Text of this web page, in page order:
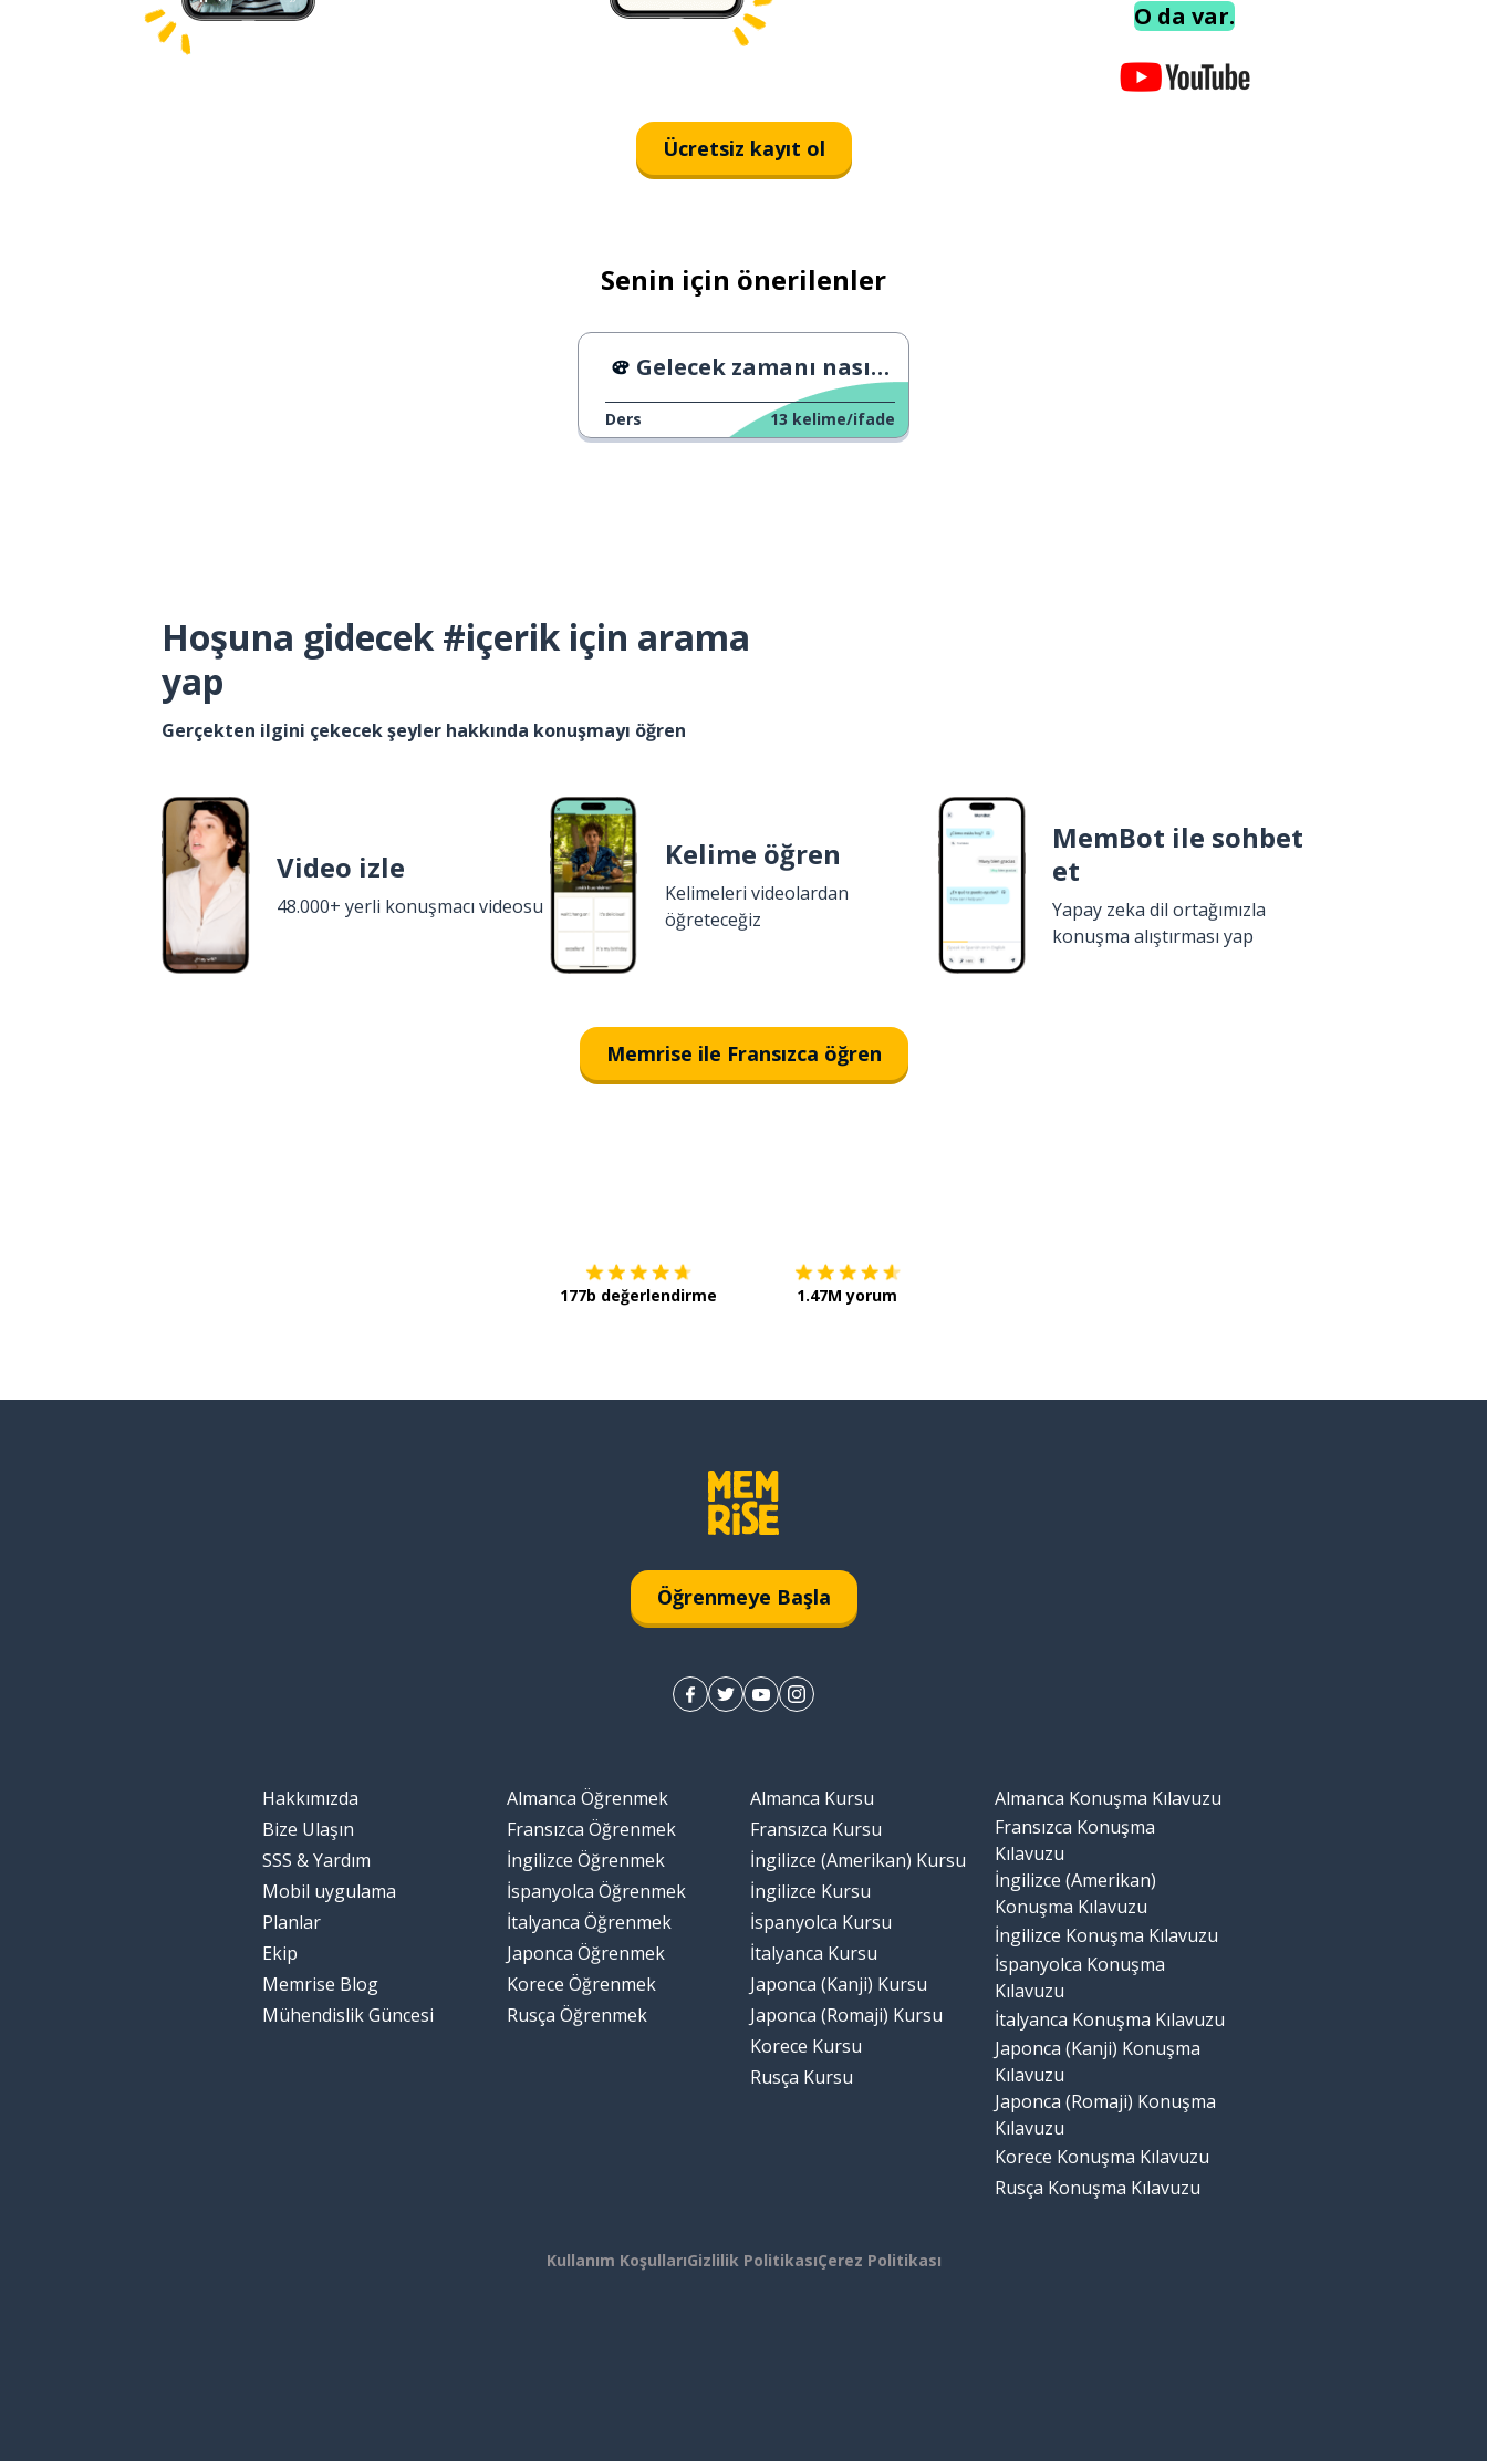
O da var.
Ücretsiz kayıt ol
Senin için önerilenler
Gelecek zamanı nasıl kullanırız
Ders 13 kelime/ifade
Hoşuna gidecek #içerik için arama
yap
Gerçekten ilgini çekecek şeyler hakkında konuşmayı öğren
Video izle
48.000+ yerli konuşmacı videosu
Kelime öğren
Kelimeleri videolardan
öğreteceğiz
MemBot ile sohbet
et
Yapay zeka dil ortağımızla
konuşma alıştırması yap
Memrise ile Fransızca öğren
177b değerlendirme 1.47M yorum
Öğrenmeye Başla
Hakkımızda
Bize Ulaşın
SSS & Yardım
Mobil uygulama
Planlar
Ekip
Memrise Blog
Mühendislik Güncesi
Almanca Öğrenmek
Fransızca Öğrenmek
İngilizce Öğrenmek
İspanyolca Öğrenmek
İtalyanca Öğrenmek
Japonca Öğrenmek
Korece Öğrenmek
Rusça Öğrenmek
Almanca Kursu
Fransızca Kursu
İngilizce (Amerikan) Kursu
İngilizce Kursu
İspanyolca Kursu
İtalyanca Kursu
Japonca (Kanji) Kursu
Japonca (Romaji) Kursu
Korece Kursu
Rusça Kursu
Almanca Konuşma Kılavuzu
Fransızca Konuşma
Kılavuzu
İngilizce (Amerikan)
Konuşma Kılavuzu
İngilizce Konuşma Kılavuzu
İspanyolca Konuşma
Kılavuzu
İtalyanca Konuşma Kılavuzu
Japonca (Kanji) Konuşma
Kılavuzu
Japonca (Romaji) Konuşma
Kılavuzu
Korece Konuşma Kılavuzu
Rusça Konuşma Kılavuzu
Kullanım KoşullarıGizlilik PolitikasıÇerez Politikası